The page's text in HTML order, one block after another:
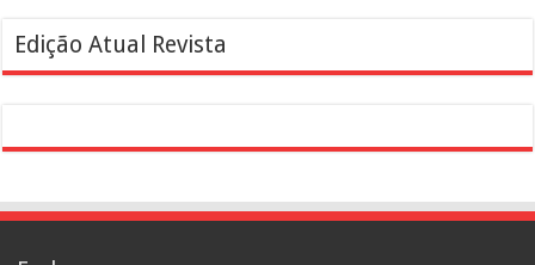
Edição Atual Revista